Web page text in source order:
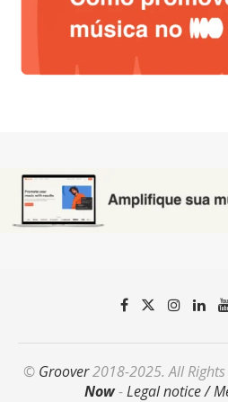
© Groover2018-2025. All Rights
Now-Legal notice /